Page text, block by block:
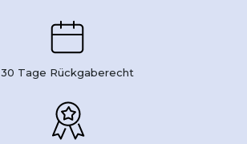
30 Tage Rückgaberecht